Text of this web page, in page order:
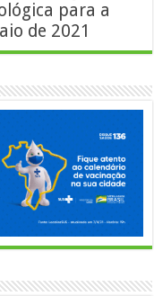
para a
de 2021